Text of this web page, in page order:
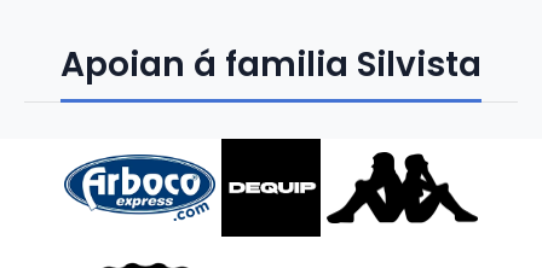
Apoian á familia Silvista